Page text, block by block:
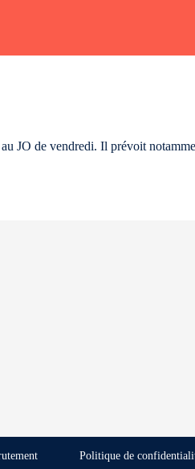
JO de vendredi. Il prévoit
Politique de